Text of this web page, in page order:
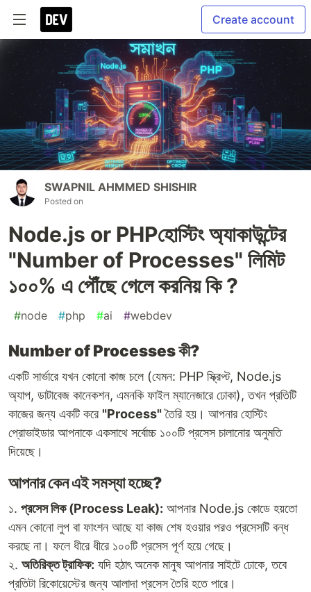
Create account
SWAPNIL AHMMED SHISHIR
Posted on
Node.js or PHPহোস্টিং অ্যাকাউন্টের
"Number of Processes" লিমিট
১০০% এ পৌঁছে গেলে করনিয় কি ?
#node #php #ai #webdev
Number of Processes কী?
একটি সার্ভারে যখন কোনো কাজ চলে (যেমন: PHP স্ক্রিপ্ট, Node.js
অ্যাপ, ডাটাবেজ কানেকশন, এমনকি ফাইল ম্যানেজারে ঢোকা), তখন প্রতিটি
কাজের জন্য একটি করে "Process"তৈরি হয়। আপনার হোস্টিং
প্রোভাইডার আপনাকে একসাথে সর্বোচ্চ ১০০টি প্রসেস চালানোর অনুমতি
দিয়েছে।
আপনার কেন এই সমস্যা হচ্ছে?
১. প্রসেস লিক (Process Leak): আপনার Node.js কোডে হয়তো
এমন কোনো লুপ বা ফাংশন আছে যা কাজ শেষ হওয়ার পরও প্রসেসটি বন্ধ
করছে না। ফলে ধীরে ধীরে ১০০টি প্রসেস পূর্ণ হয়ে গেছে।
২. অতিরিক্ত ট্রাফিক: যদি হঠাৎ অনেক মানুষ আপনার সাইটে ঢোকে, তবে
প্রতিটা রিকোয়েস্টের জন্য আলাদা প্রসেস তৈরি হতে পারে।